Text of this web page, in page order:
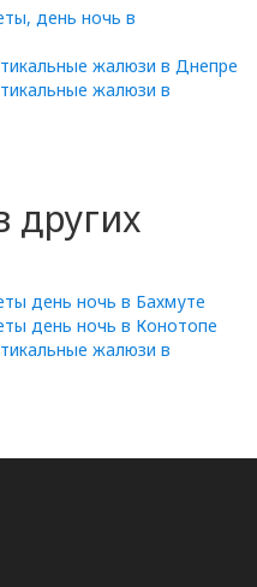
день ночь в
жалюзи в Днепре
жалюзи в
других
день ночь в Бахмуте
день ночь в Конотопе
жалюзи в